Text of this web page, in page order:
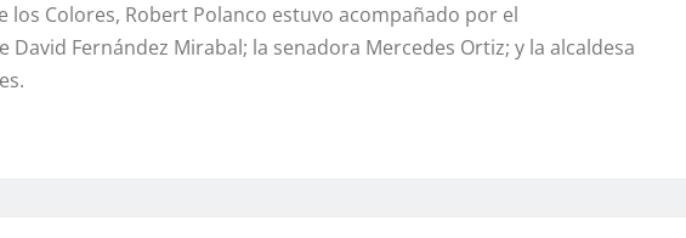
Colores, Robert Polanco estuvo acompañado por el
David Fernández Mirabal; la senadora Mercedes Ortiz; y la alcaldesa